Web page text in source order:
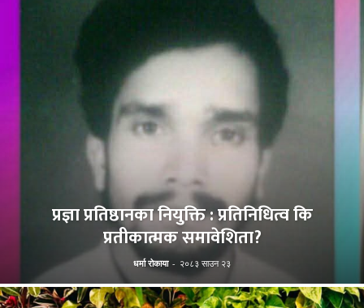
प्रज्ञा प्रतिष्ठानका नियुक्ति : प्रतिनिधित्व कि
प्रतीकात्मक समावेशिता?
धर्मा रोकाया - २०८३ साउन २३